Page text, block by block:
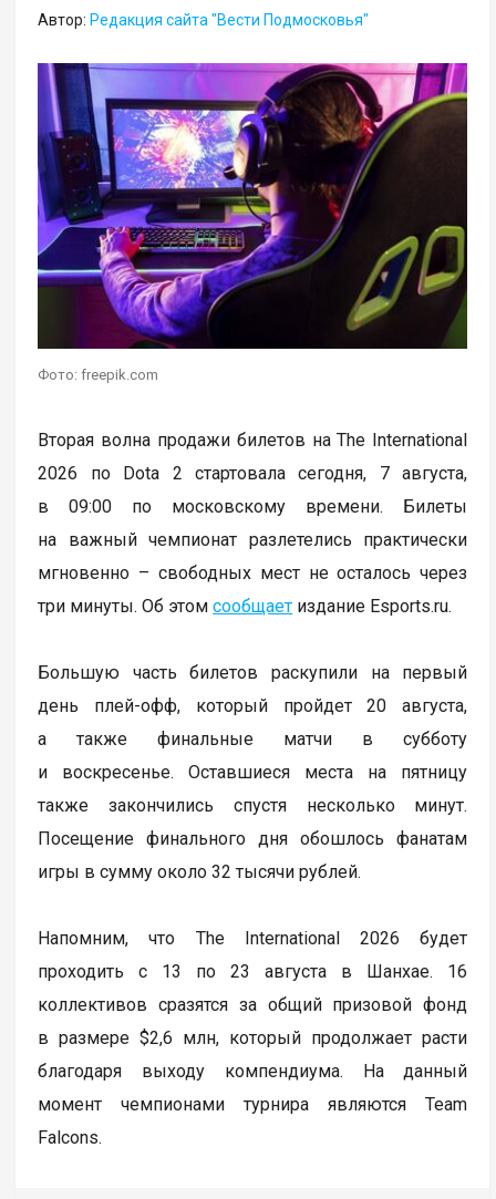
Автор: Редакция сайта "Вести Подмосковья"
Фото: freepik.com
Вторая волна продажи билетов на The International
2026 по Dota 2 стартовала сегодня, 7 августа,
в 09:00 по московскому времени. Билеты
на важный чемпионат разлетелись практически
мгновенно – свободных мест не осталось через
три минуты. Об этомсообщает издание Esports.ru.
Большую часть билетов раскупили на первый
день плей-офф, который пройдет 20 августа,
а также финальные матчи в субботу
и воскресенье. Оставшиеся места на пятницу
также закончились спустя несколько минут.
Посещение финального дня обошлось фанатам
игры в сумму около 32 тысячи рублей.
Напомним, что The International 2026 будет
проходить с 13 по 23 августа в Шанхае. 16
коллективов сразятся за общий призовой фонд
в размере $2,6 млн, который продолжает расти
благодаря выходу компендиума. На данный
момент чемпионами турнира являются Team
Falcons.